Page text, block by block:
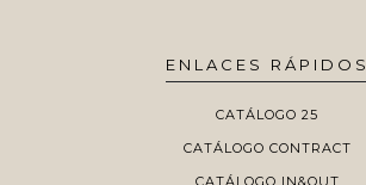
ENLACES RÁPIDOS
CATÁLOGO 25
CATÁLOGO CONTRACT
CATÁLOGO IN&OUT